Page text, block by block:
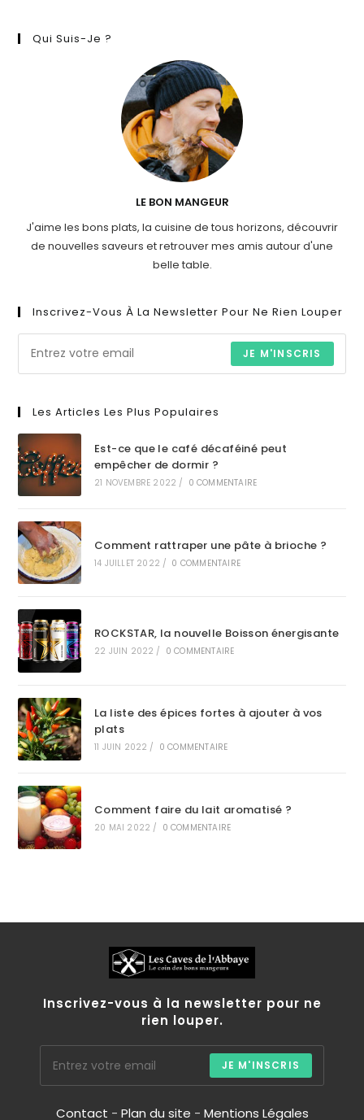
Qui Suis-Je ?
LE BON MANGEUR
J'aime les bons plats, la cuisine de tous horizons, découvrir
de nouvelles saveurs et retrouver mes amis autour d'une
belle table.
Inscrivez-Vous À La Newsletter Pour Ne Rien Louper
JE M'INSCRIS
Les Articles Les Plus Populaires
Est-ce que le café décaféiné peut
empêcher de dormir ?
21 NOVEMBRE 2022 / 0 COMMENTAIRE
Comment rattraper une pâte à brioche ?
14 JUILLET 2022 / 0 COMMENTAIRE
ROCKSTAR, la nouvelle Boisson énergisante
22 JUIN 2022 / 0 COMMENTAIRE
La liste des épices fortes à ajouter à vos
plats
11 JUIN 2022 / 0 COMMENTAIRE
Comment faire du lait aromatisé ?
20 MAI 2022 / 0 COMMENTAIRE
Inscrivez-vous à la newsletter pour ne
rien louper.
JE M'INSCRIS
Contact - Plan du site - Mentions Légales